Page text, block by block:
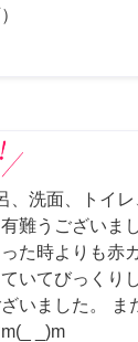
、洗面、トイ
難うございま
た時よりも赤
いてびっくり
いました。 ま
_)m